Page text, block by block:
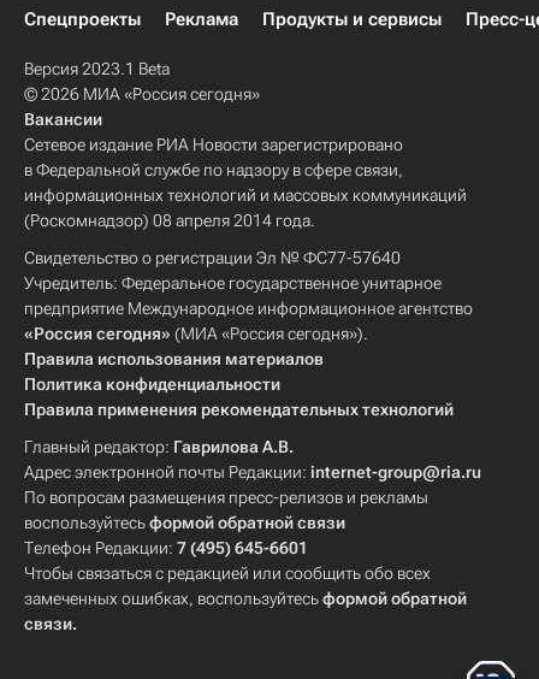
Спецпроекты
Реклама Продукты и сервисы Пресс-
Версия 2023.1 Beta
© 2026 МИА «Россия сегодня»
Вакансии
Сетевое издание РИА Новости зарегистрировано
в Федеральной службе по надзору в сфере связи,
информационных технологий и массовых коммуникаций
(Роскомнадзор) 08 апреля 2014 года.
Свидетельство о регистрации Эл № ФС77-57640
Учредитель: Федеральное государственное унитарное
предприятие Международное информационное агентство
«Россия сегодня» (МИА «Россия сегодня»).
Правила использования материалов
Политика конфиденциальности
Правила применения рекомендательных технологий
Главный редактор: Гаврилова А.В.
Адрес электронной почты Редакции: internet-group@ria.ru
По вопросам размещения пресс-релизов и рекламы
воспользуйтесьформой обратной связи
Телефон Редакции: 7 (495) 645-6601
Чтобы связаться с редакцией или сообщить обо всех
замеченных ошибках, воспользуйтесьформой обратной
связи.